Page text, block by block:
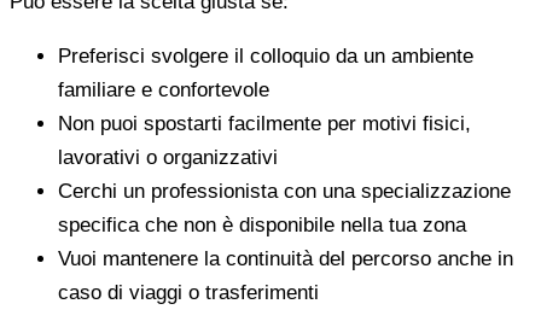
Preferisci svolgere il colloquio da un ambiente
familiare e confortevole
Non puoi spostarti facilmente per motivi fisici,
lavorativi o organizzativi
Cerchi un professionista con una specializzazione
specifica che non è disponibile nella tua zona
Vuoi mantenere la continuità del percorso anche in
caso di viaggi o trasferimenti